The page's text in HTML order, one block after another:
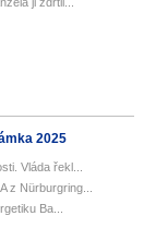
2025
Vláda řekl...
z Nürburgring...
Ba...